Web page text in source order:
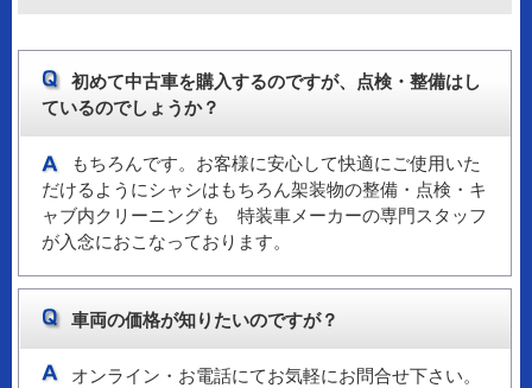
初めて中古車を購入するのですが、点検・整備はし
ているのでしょうか？
もちろんです。お客様に安心して快適にご使用いた
だけるようにシャシはもちろん架装物の整備・点検・キ
ャブ内クリーニングも 特装車メーカーの専門スタッフ
が入念におこなっております。
車両の価格が知りたいのですが？
オンライン・お電話にてお気軽にお問合せ下さい。